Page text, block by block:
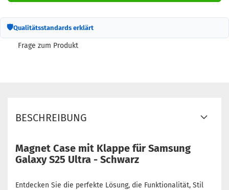
🛡Qualitätsstandards erklärt
Frage zum Produkt
BESCHREIBUNG
Magnet Case mit Klappe für Samsung
Galaxy S25 Ultra - Schwarz
Entdecken Sie die perfekte Lösung, die Funktionalität, Stil